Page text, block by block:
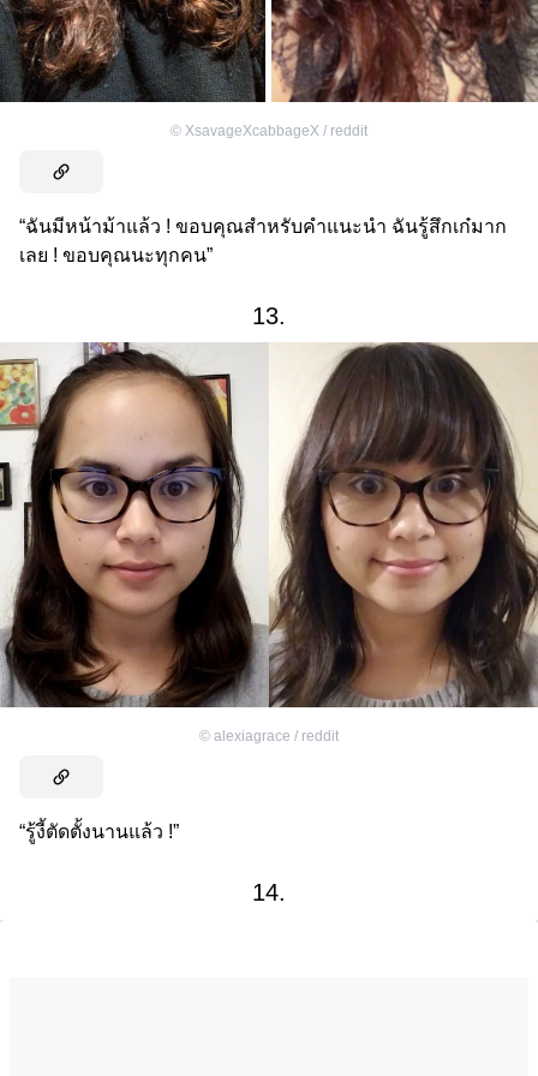
© XsavageXcabbageX / reddit
“ฉันมีหน้าม้าแล้ว ! ขอบคุณสำหรับคำแนะนำ ฉันรู้สึกเก๋มาก
เลย ! ขอบคุณนะทุกคน”
13.
© alexiagrace / reddit
“รู้งี้ตัดตั้งนานแล้ว !”
14.